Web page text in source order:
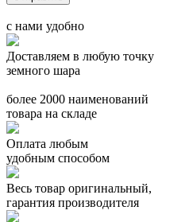
с нами удобно
Доставляем в любую точку
земного шара
более 2000 наименований
товара на складе
Оплата любым
удобным способом
Весь товар оригинальный,
гарантия производителя